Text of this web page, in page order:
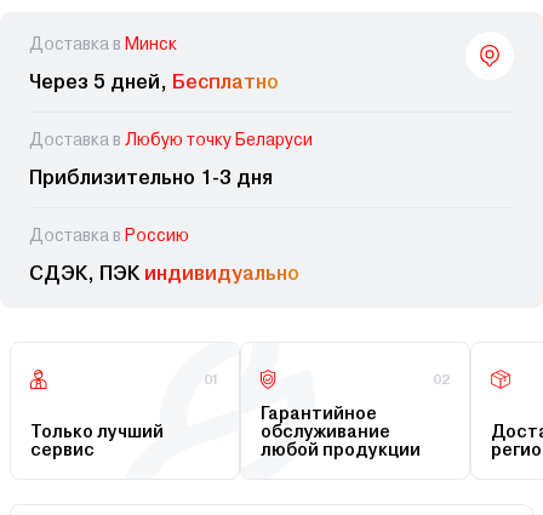
Доставка в Минск
Через 5 дней, Бесплатно
Доставка в Любую точку Беларуси
Приблизительно 1-3 дня
Доставка в Россию
СДЭК, ПЭК индивидуально
01
Только лучший
сервис
02
Гарантийное
обслуживание
любой продукции